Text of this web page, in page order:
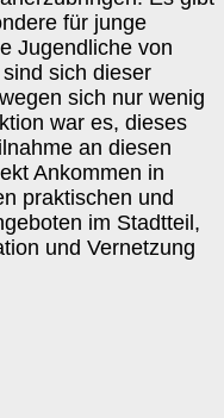
für junge
Jugendliche von
sich dieser
sich nur wenig
war es, dieses
an diesen
Ankommen in
praktischen und
im Stadtteil,
und Vernetzung